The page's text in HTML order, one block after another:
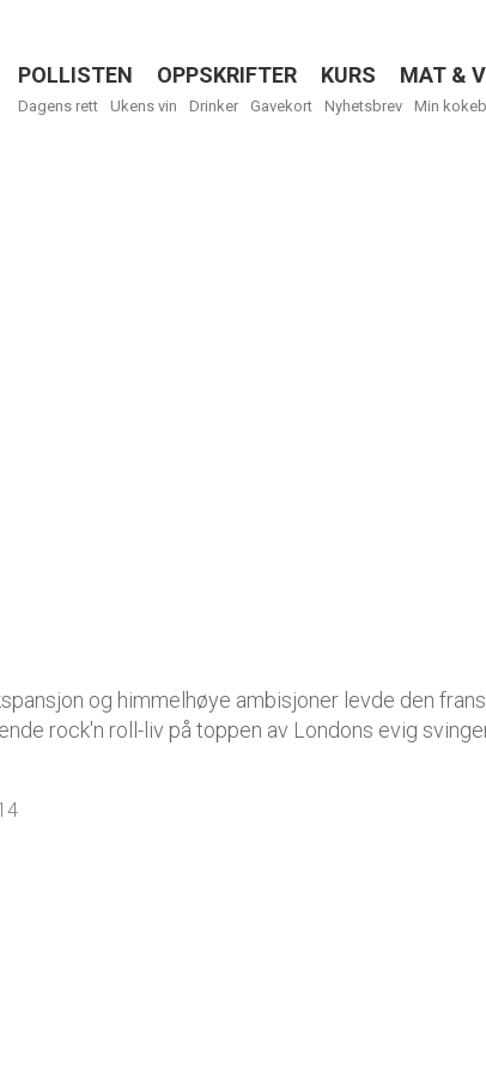
Menu
POLLISTEN OPPSKRIFTER KURS MAT &
Dagens rett Ukens vin Drinker Gavekort Nyhetsbrev Min
og himmelhøye ambisjoner levde den
rock'n roll-liv på toppen av Londons evig